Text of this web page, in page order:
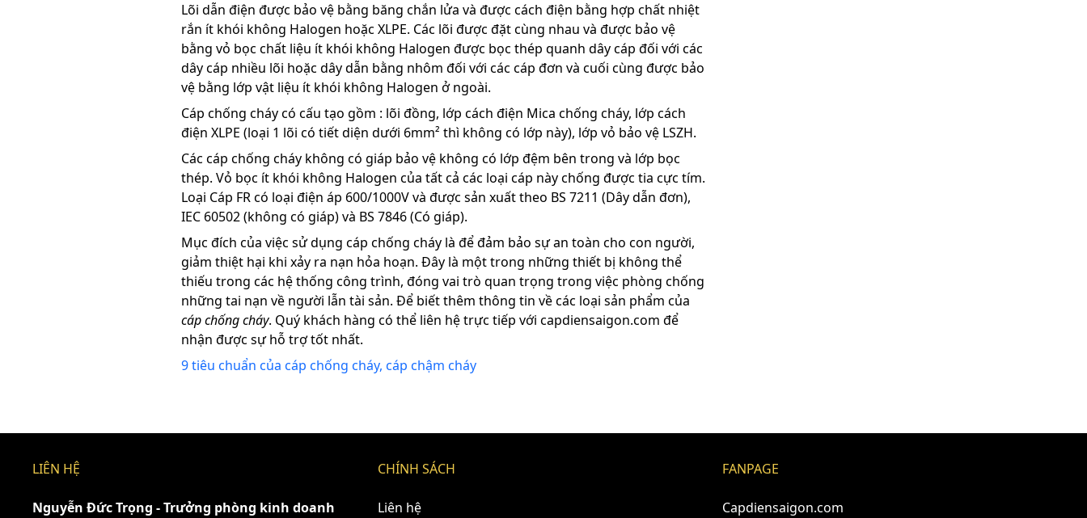
Lõi dẫn điện được bảo vệ bằng băng chắn lửa và được cách điện bằng hợp chất nhiệt
rắn ít khói không Halogen hoặc XLPE. Các lõi được đặt cùng nhau và được bảo vệ
bằng vỏ bọc chất liệu ít khói không Halogen được bọc thép quanh dây cáp đối với các
dây cáp nhiều lõi hoặc dây dẫn bằng nhôm đối với các cáp đơn và cuối cùng được bảo
vệ bằng lớp vật liệu ít khói không Halogen ở ngoài.
Cáp chống cháy có cấu tạo gồm : lõi đồng, lớp cách điện Mica chống cháy, lớp cách
điện XLPE (loại 1 lõi có tiết diện dưới 6mm² thì không có lớp này), lớp vỏ bảo vệ LSZH.
Các cáp chống cháy không có giáp bảo vệ không có lớp đệm bên trong và lớp bọc
thép. Vỏ bọc ít khói không Halogen của tất cả các loại cáp này chống được tia cực tím.
Loại Cáp FR có loại điện áp 600/1000V và được sản xuất theo BS 7211 (Dây dẫn đơn),
IEC 60502 (không có giáp) và BS 7846 (Có giáp).
Mục đích của việc sử dụng cáp chống cháy là để đảm bảo sự an toàn cho con người,
giảm thiệt hại khi xảy ra nạn hỏa hoạn. Đây là một trong những thiết bị không thể
thiếu trong các hệ thống công trình, đóng vai trò quan trọng trong việc phòng chống
những tai nạn về người lẫn tài sản. Để biết thêm thông tin về các loại sản phẩm của
cáp chống cháy. Quý khách hàng có thể liên hệ trực tiếp với capdiensaigon.com để
nhận được sự hỗ trợ tốt nhất.
9 tiêu chuẩn của cáp chống cháy, cáp chậm cháy
LIÊN HỆ
Nguyễn Đức Trọng - Trưởng phòng kinh doanh
CHÍNH SÁCH
Liên hệ
FANPAGE
Capdiensaigon.com